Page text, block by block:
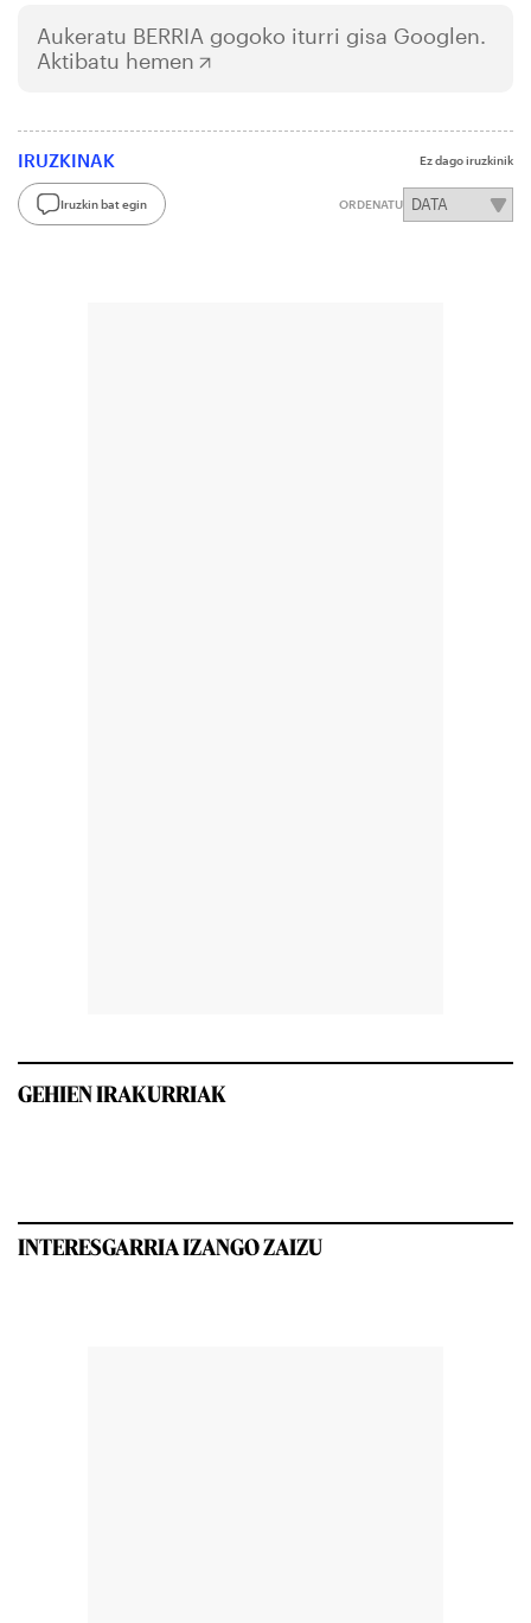
Aukeratu BERRIA gogoko iturri gisa Googlen.
Aktibatu hemen
IRUZKINAK Ez dago iruzkinik
Iruzkin bat egin ORDENATU
GEHIEN IRAKURRIAK
INTERESGARRIA IZANGO ZAIZU